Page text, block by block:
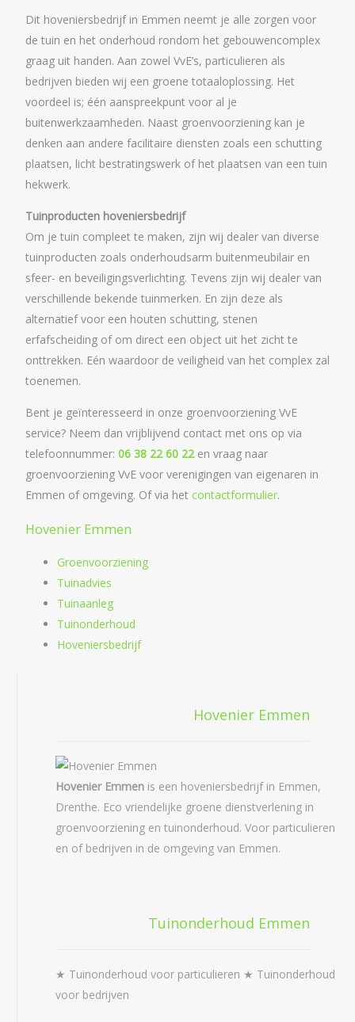
Dit hoveniersbedrijf in Emmen neemt je alle zorgen voor
de tuin en het onderhoud rondom het gebouwencomplex
graag uit handen. Aan zowel VvE’s, particulieren als
bedrijven bieden wij een groene totaaloplossing. Het
voordeel is; één aanspreekpunt voor al je
buitenwerkzaamheden. Naast groenvoorziening kan je
denken aan andere facilitaire diensten zoals een schutting
plaatsen, licht bestratingswerk of het plaatsen van een tuin
hekwerk.
Tuinproducten hoveniersbedrijf
Om je tuin compleet te maken, zijn wij dealer van diverse
tuinproducten zoals onderhoudsarm buitenmeubilair en
sfeer- en beveiligingsverlichting. Tevens zijn wij dealer van
verschillende bekende tuinmerken. En zijn deze als
alternatief voor een houten schutting, stenen
erfafscheiding of om direct een object uit het zicht te
onttrekken. Eén waardoor de veiligheid van het complex zal
toenemen.
Bent je geïnteresseerd in onze groenvoorziening VvE
service? Neem dan vrijblijvend contact met ons op via
telefoonnummer: 06 38 22 60 22en vraag naar
groenvoorziening VvE voor verenigingen van eigenaren in
Emmen of omgeving. Of via het contactformulier.
Hovenier Emmen
Groenvoorziening
Tuinadvies
Tuinaanleg
Tuinonderhoud
Hoveniersbedrijf
Hovenier Emmen
Hovenier Emmen is een hoveniersbedrijf in Emmen,
Drenthe. Eco vriendelijke groene dienstverlening in
groenvoorziening en tuinonderhoud. Voor particulieren
en of bedrijven in de omgeving van Emmen.
Tuinonderhoud Emmen
★ Tuinonderhoud voor particulieren ★ Tuinonderhoud
voor bedrijven